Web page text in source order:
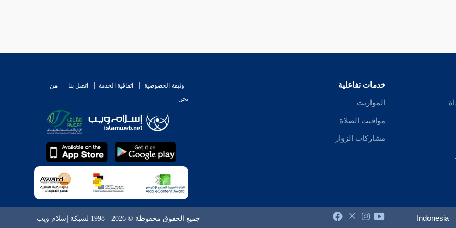
خدمات تفاعلية
المواريث
مواقيت الصلاة
مشاركات الزوار
وثيقة الخصوصية اتفاقية الخدمة اتصل بنا
من
نحن
Indonesia جميع الحقوق محفوظة © 2026 - 1998 لشبكة إسلام ويب